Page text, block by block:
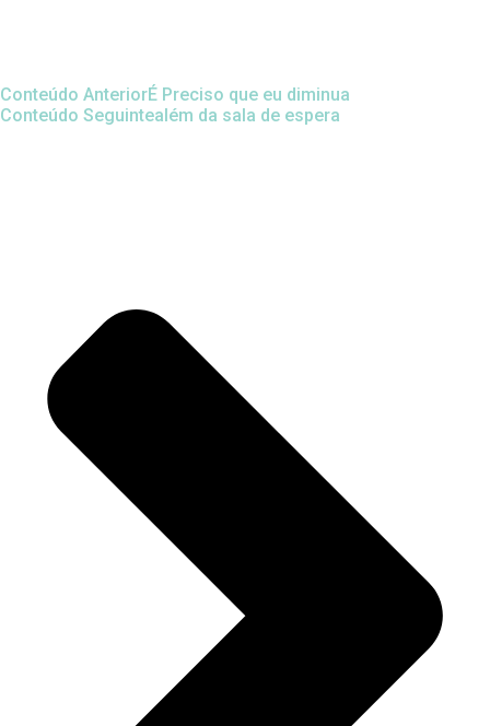
Conteúdo AnteriorÉ Preciso que eu diminua
Conteúdo Seguintealém da sala de espera